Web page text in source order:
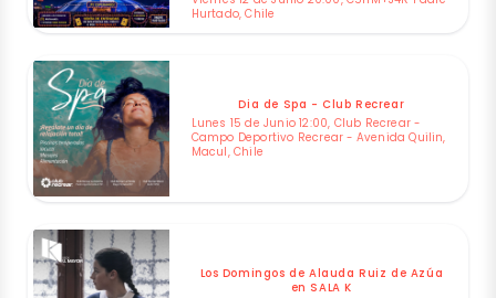
Hurtado, Chile
Dia de Spa - Club Recrear
Lunes 15 de Junio 12:00, Club Recrear -
Campo Deportivo Recrear - Avenida Quilin,
Macul, Chile
Los Domingos de Alauda Ruiz de Azúa
en SALA K